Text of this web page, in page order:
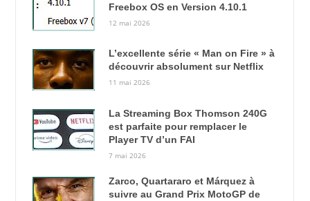
Freebox OS en Version 4.10.1
12 mai 2026
L’excellente série « Man on Fire » à
découvrir absolument sur Netflix
11 mai 2026
La Streaming Box Thomson 240G
est parfaite pour remplacer le
Player TV d’un FAI
7 mai 2026
Zarco, Quartararo et Márquez à
suivre au Grand Prix MotoGP de